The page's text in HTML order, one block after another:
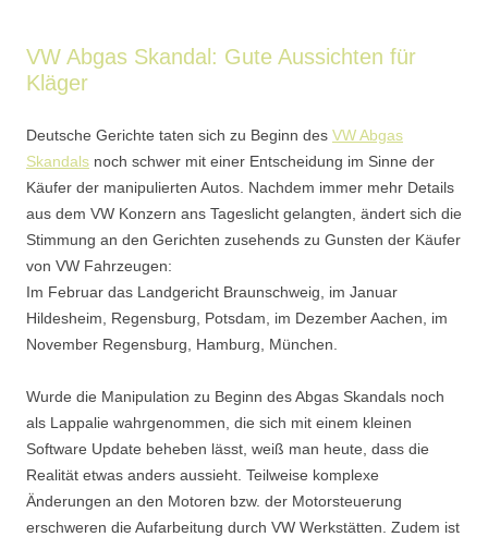
VW Abgas Skandal: Gute Aussichten für
Kläger
Deutsche Gerichte taten sich zu Beginn des VW Abgas
Skandals noch schwer mit einer Entscheidung im Sinne der
Käufer der manipulierten Autos. Nachdem immer mehr Details
aus dem VW Konzern ans Tageslicht gelangten, ändert sich die
Stimmung an den Gerichten zusehends zu Gunsten der Käufer
von VW Fahrzeugen:
Im Februar das Landgericht Braunschweig, im Januar
Hildesheim, Regensburg, Potsdam, im Dezember Aachen, im
November Regensburg, Hamburg, München.
Wurde die Manipulation zu Beginn des Abgas Skandals noch
als Lappalie wahrgenommen, die sich mit einem kleinen
Software Update beheben lässt, weiß man heute, dass die
Realität etwas anders aussieht. Teilweise komplexe
Änderungen an den Motoren bzw. der Motorsteuerung
erschweren die Aufarbeitung durch VW Werkstätten. Zudem ist